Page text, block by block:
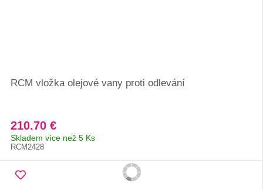
RCM vložka olejové vany proti odlevání
210.70 €
Skladem více než 5 Ks
RCM2428